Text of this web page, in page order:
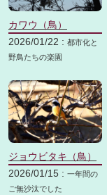
カワウ（鳥）
2026/01/22 : 都市化と
野鳥たちの楽園
ジョウビタキ（鳥）
2026/01/15 : 一年間の
ご無沙汰でした